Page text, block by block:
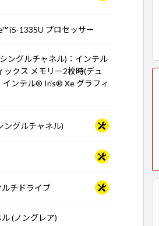
i5-1335U プロセッサー
ングルチャネル)：インテル
クス メモリー2枚時(デュ
インテル® Iris® Xe グラフィ
ングルチャネル)
チドライブ
(ノングレア)